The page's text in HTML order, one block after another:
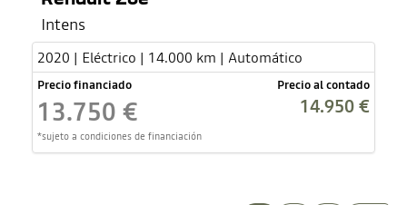
Intens
2020 | Eléctrico | 14.000 km | Automático
Precio financiado
13.750 €
*sujeto a condiciones de financiación
Precio al contado
14.950 €